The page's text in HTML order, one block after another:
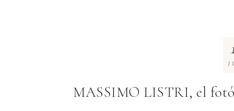
MASSIMO LISTRI, el